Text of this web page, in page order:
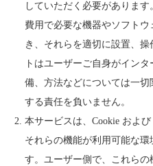
していただく必要がありま
費用で必要な機器やソフト
き、それらを適切に設置、
トはユーザーご自身がイン
備、方法などについては一
する責任を負いません。
本サービスは、Cookie および
それらの機能が利用可能な
す。ユーザー側で、これらの